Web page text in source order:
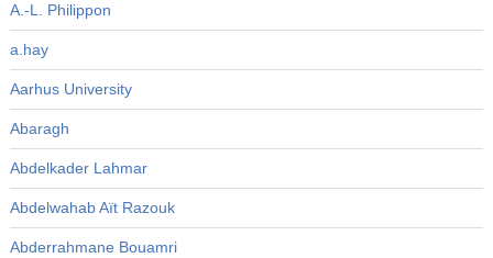
A.-L. Philippon
a.hay
Aarhus University
Abaragh
Abdelkader Lahmar
Abdelwahab Aït Razouk
Abderrahmane Bouamri